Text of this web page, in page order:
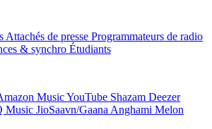
Attachés de presse Programmateurs de radio
& synchro Étudiants
MusicYouTube Shazam Deezer
Music JioSaavn/Gaana Anghami Melon